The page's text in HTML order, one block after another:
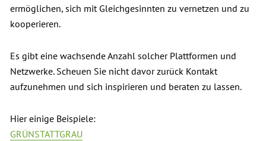
ermöglichen, sich mit Gleichgesinnten zu vernetzen und zu
kooperieren.
Es gibt eine wachsende Anzahl solcher Plattformen und
Netzwerke. Scheuen Sie nicht davor zurück Kontakt
aufzunehmen und sich inspirieren und beraten zu lassen.
Hier einige Beispiele:
GRÜNSTATTGRAU